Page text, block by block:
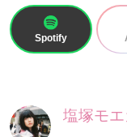
Spotify
塩塚モエ